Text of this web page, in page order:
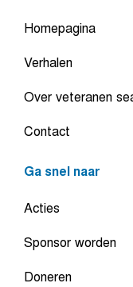
Homepagina
Verhalen
Over veteranen
Contact
Ga snel naar
Acties
Sponsor worden
Doneren